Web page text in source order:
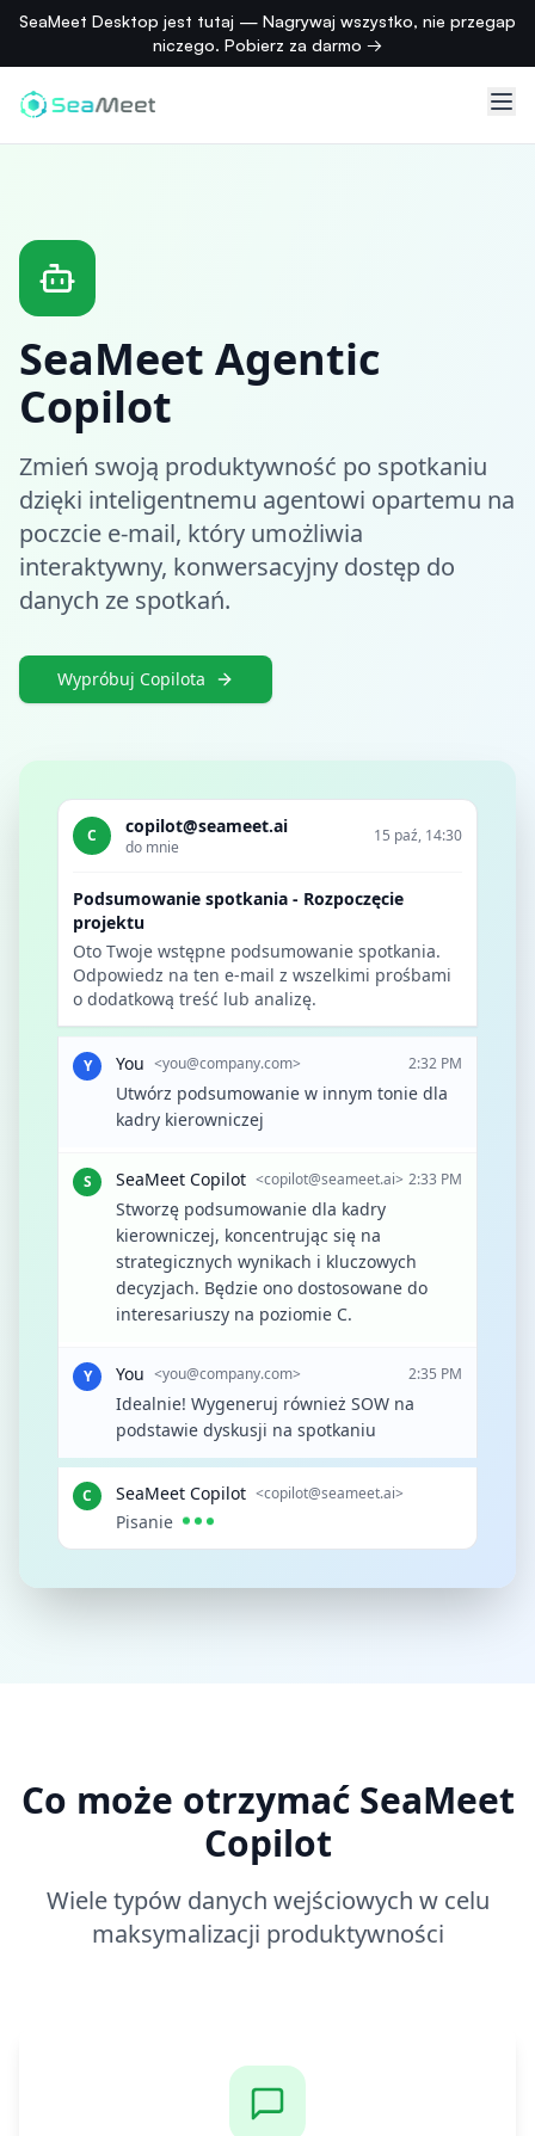
SeaMeet Desktop jest tutaj — Nagrywaj wszystko, nie przegap
niczego. Pobierz za darmo →
SeaMeet Agentic
Copilot
Zmień swoją produktywność po spotkaniu
dzięki inteligentnemu agentowi opartemu na
poczcie e-mail, który umożliwia
interaktywny, konwersacyjny dostęp do
danych ze spotkań.
Wypróbuj Copilota
C copilot@seameet.ai
do mnie
15 paź, 14:30
Podsumowanie spotkania - Rozpoczęcie
projektu
Oto Twoje wstępne podsumowanie spotkania.
Odpowiedz na ten e-mail z wszelkimi prośbami
o dodatkową treść lub analizę.
Y You <you@company.com> 2:32 PM
Utwórz podsumowanie w innym tonie dla
kadry kierowniczej
S SeaMeet Copilot <copilot@seameet.ai> 2:33 PM
Stworzę podsumowanie dla kadry
kierowniczej, koncentrując się na
strategicznych wynikach i kluczowych
decyzjach. Będzie ono dostosowane do
interesariuszy na poziomie C.
Y You <you@company.com> 2:35 PM
Idealnie! Wygeneruj również SOW na
podstawie dyskusji na spotkaniu
C SeaMeet Copilot <copilot@seameet.ai>
Pisanie
Co może otrzymać SeaMeet
Copilot
Wiele typów danych wejściowych w celu
maksymalizacji produktywności